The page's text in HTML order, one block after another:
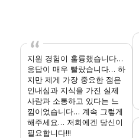
지원 경험이 훌륭했습니다…
응답이 매우 빨랐습니다… 하
지만 제게 가장 중요한 점은
인내심과 지식을 가진 실제
사람과 소통하고 있다는 느
낌이었습니다… 계속 그렇게
해주세요… 저희에겐 당신이
필요합니다!!!